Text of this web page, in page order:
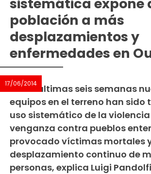
sistemática expone
población a más
desplazamientos y
enfermedades en
17/06/2014
En las últimas seis semanas
equipos en el terreno han sido
uso sistemático de la
venganza contra pueblos
provocado víctimas mortales
desplazamiento continuo de
personas, explica Luigi